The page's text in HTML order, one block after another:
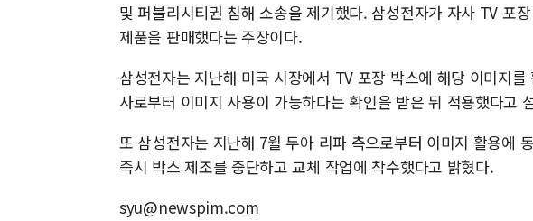
및 퍼블리시티권 침해 소송을 제기했다. 삼성전자가 자사 TV 포
제품을 판매했다는 주장이다.
삼성전자는 지난해 미국 시장에서 TV 포장 박스에 해당 이미지
사로부터 이미지 사용이 가능하다는 확인을 받은 뒤 적용했다고
또 삼성전자는 지난해 7월 두아 리파 측으로부터 이미지 활용에
즉시 박스 제조를 중단하고 교체 작업에 착수했다고 밝혔다.
syu@newspim.com